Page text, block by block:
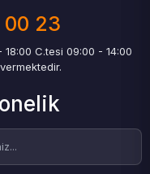
00 23
C.tesi 09:00 - 14:00